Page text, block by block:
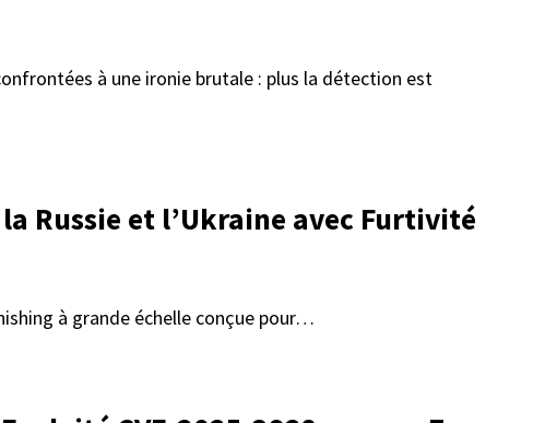
à une ironie brutale : plus la détection est
Russie et l’Ukraine avec Furtivité
à grande échelle conçue pour…